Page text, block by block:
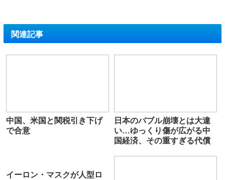
関連記事
中国、米国と関税引き下げ
で合意
日本のバブル崩壊とは大違
い…ゆっくり傷が広がる中
国経済、その重すぎる代償
イーロン・マスクが人型ロ